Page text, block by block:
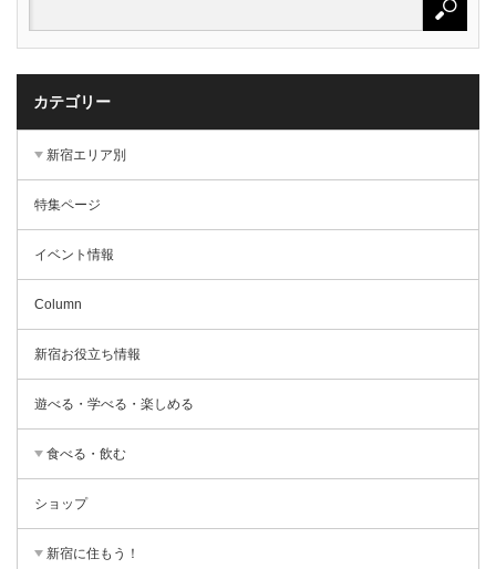
カテゴリー
新宿エリア別
特集ページ
イベント情報
Column
新宿お役立ち情報
遊べる・学べる・楽しめる
食べる・飲む
ショップ
新宿に住もう！